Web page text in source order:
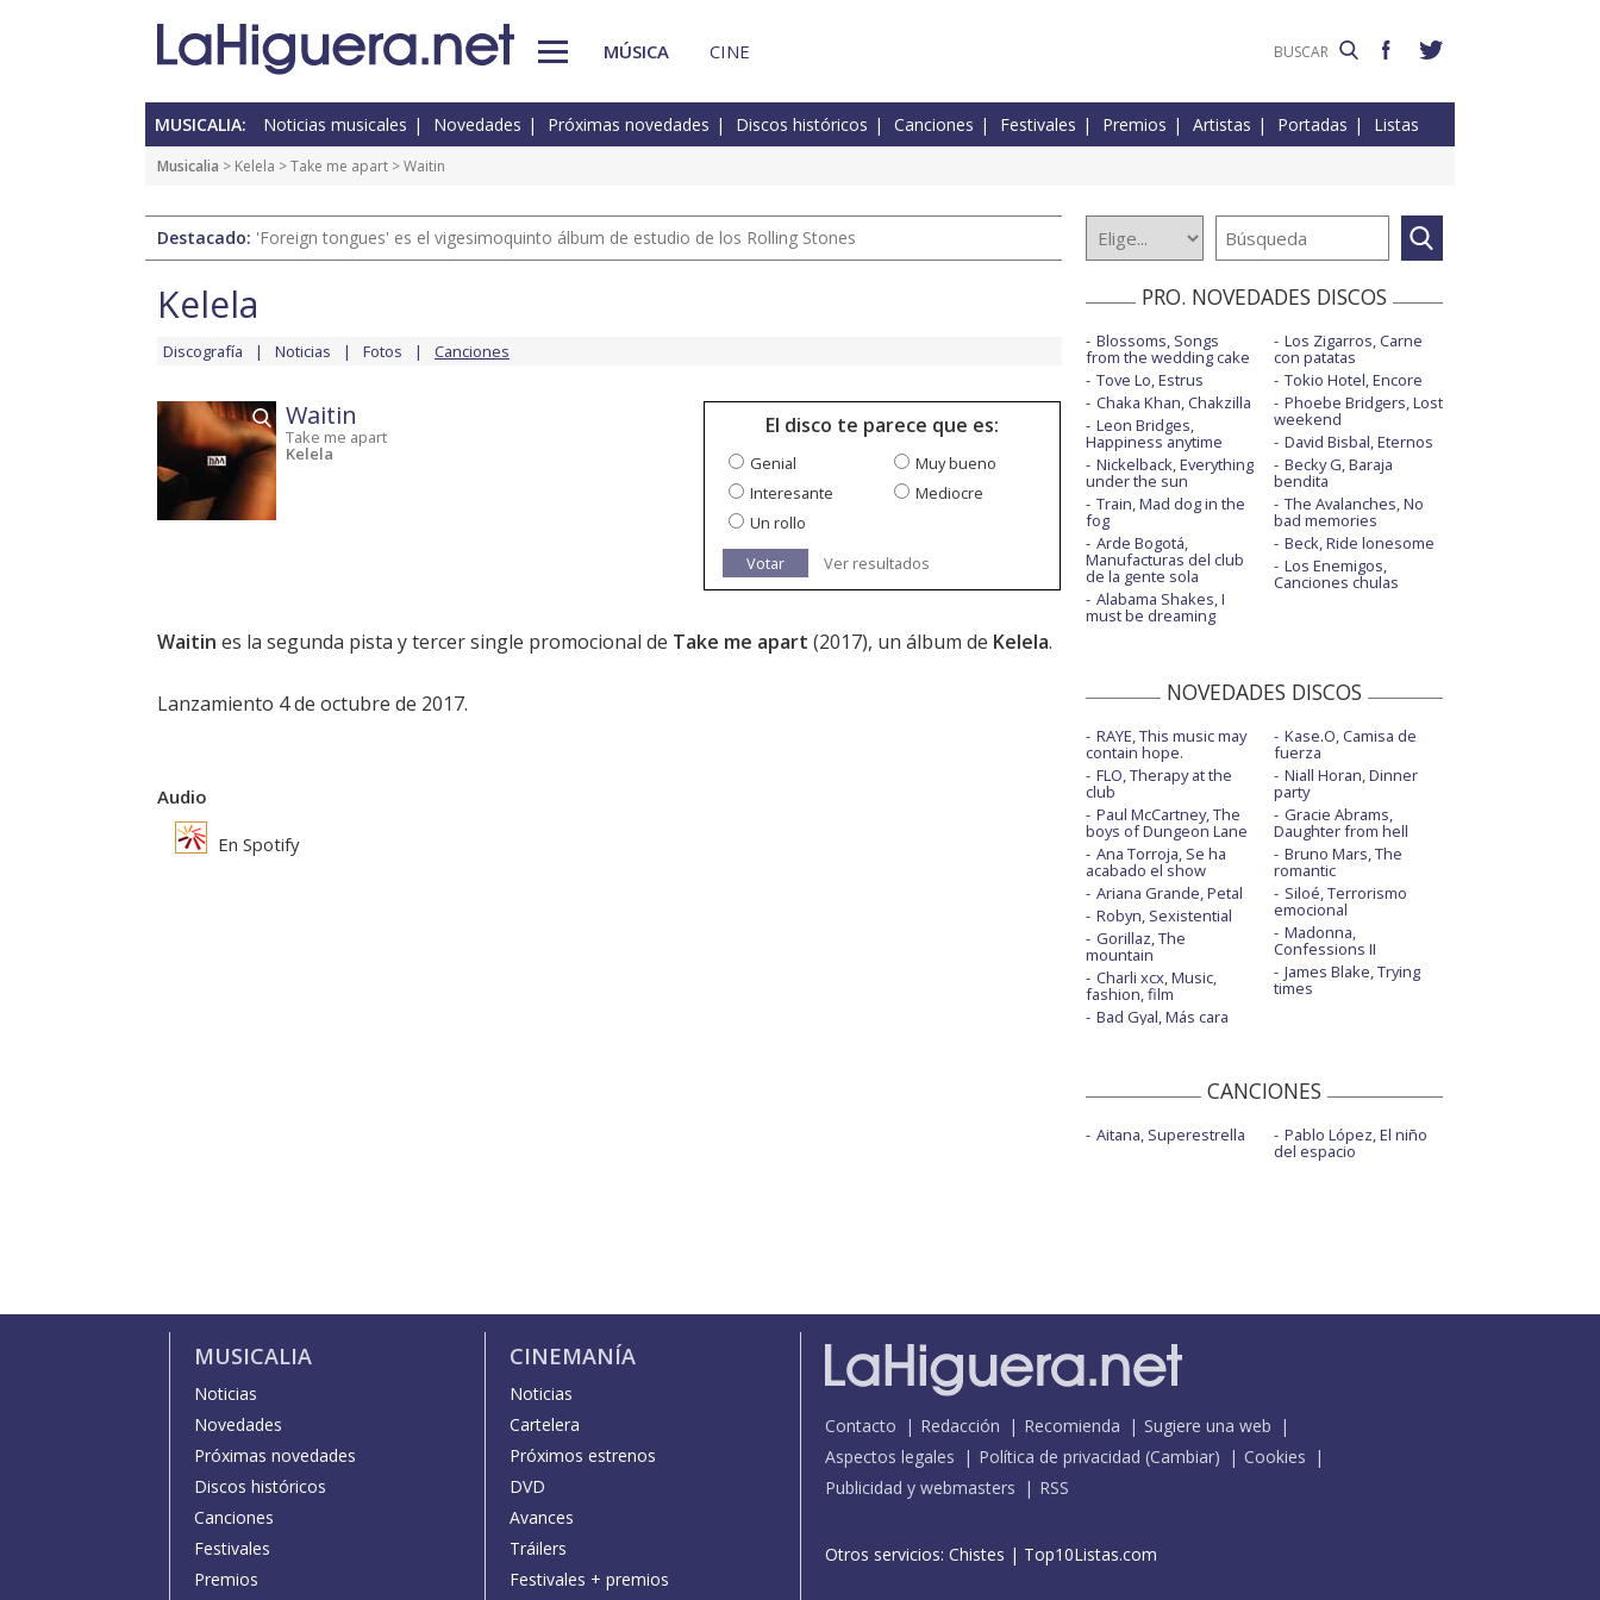
MÚSICA CINE
MUSICALIA: Noticias musicales Novedades Próximas novedades Discos históricos Canciones Festivales Premios Artistas Portadas Listas
Musicalia > Kelela >Take me apart > Waitin
Destacado: 'Foreign tongues' es el vigesimoquinto álbum de estudio de los Rolling Stones
Kelela
Discografía Noticias Fotos Canciones
Waitin
Take me apart
Kelela
El disco te parece que es:
Genial
Muy bueno
Interesante
Mediocre
Un rollo
Votar
Ver resultados
Waitin es la segunda pista y tercer single promocional de Take me apart (2017), un álbum de Kelela.
Lanzamiento 4 de octubre de 2017.
Audio
En Spotify
PRO. NOVEDADES DISCOS
Blossoms, Songs
from the wedding cake
Tove Lo, Estrus
Chaka Khan, Chakzilla
Leon Bridges,
Happiness anytime
Nickelback, Everything
under the sun
Train, Mad dog in the
fog
Arde Bogotá,
Manufacturas del club
de la gente sola
Alabama Shakes, I
must be dreaming
Los Zigarros, Carne
con patatas
Tokio Hotel, Encore
Phoebe Bridgers, Lost
weekend
David Bisbal, Eternos
Becky G, Baraja
bendita
The Avalanches, No
bad memories
Beck, Ride lonesome
Los Enemigos,
Canciones chulas
NOVEDADES DISCOS
RAYE, This music may
contain hope.
FLO, Therapy at the
club
Paul McCartney, The
boys of Dungeon Lane
Ana Torroja, Se ha
acabado el show
Ariana Grande, Petal
Robyn, Sexistential
Gorillaz, The
mountain
Charli xcx, Music,
fashion, film
Bad Gyal, Más cara
Kase.O, Camisa de
fuerza
Niall Horan, Dinner
party
Gracie Abrams,
Daughter from hell
Bruno Mars, The
romantic
Siloé, Terrorismo
emocional
Madonna,
Confessions II
James Blake, Trying
times
CANCIONES
Aitana, Superestrella Pablo López, El niño
del espacio
MUSICALIA
Noticias
Novedades
Próximas novedades
Discos históricos
Canciones
Festivales
Premios
CINEMANÍA
Noticias
Cartelera
Próximos estrenos
DVD
Avances
Tráilers
Festivales + premios
Contacto Redacción Recomienda
Sugiere una web
Aspectos legales
Política de privacidad (Cambiar)
Cookies
Publicidad y webmasters
RSS
Otros servicios: Chistes | Top10Listas.com